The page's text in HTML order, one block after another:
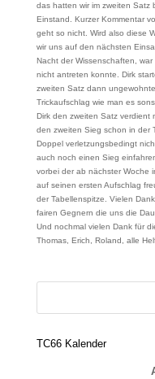
das hatten wir im zweiten
Einstand. Kurzer Kommentar
geht so nicht. Wird also diese
wir uns auf den nächsten
Nacht der Wissenschaften,
nicht antreten konnte. Dirk
zweiten Satz dann
Trickaufschlag wie man es
Dirk den zweiten Satz verdient
den zweiten Sieg schon in der
Doppel verletzungsbedingt
auch noch einen Sieg
vorbei der ab nächster Woche
auf seinen ersten Aufschlag
der Tabellenspitze. Vielen
fairen Gegnern die uns die
Und nochmal vielen Dank für
Thomas, Erich, Roland, alle
TC66 Kalender